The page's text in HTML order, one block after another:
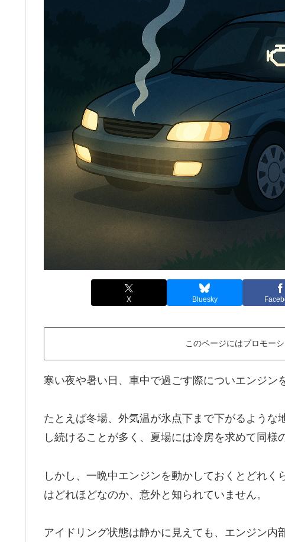
X Bluesky
このページにはプロモー
寒い夜や暑い日、車中で過ごす際についエンジン
たとえば冬場、外気温が氷点下まで下がるよう
し続けることが多く、夏場には冷房を求めて同様
しかし、一晩中エンジンを動かしておくとどれ
はどれほどなのか、意外と知られていません。
アイドリング状態は静かに見えても、エンジン